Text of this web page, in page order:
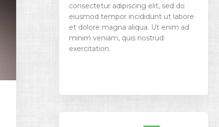
consectetur adipiscing elit, sed do
eiusmod tempor incididunt ut labore
et dolore magna aliqua. Ut enim ad
minim veniam, quis nostrud
exercitation.